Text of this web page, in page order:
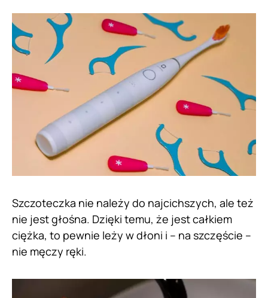
Szczoteczka nie należy do najcichszych, ale też
nie jest głośna. Dzięki temu, że jest całkiem
ciężka, to pewnie leży w dłoni i – na szczęście –
nie męczy ręki.